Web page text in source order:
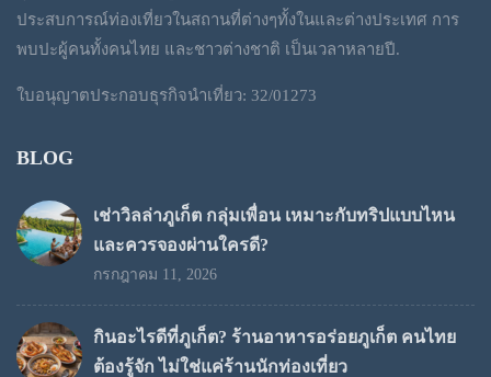
ประสบการณ์ท่องเที่ยวในสถานที่ต่างๆทั้งในและต่างประเทศ การ
พบปะผู้คนทั้งคนไทย และชาวต่างชาติ เป็นเวลาหลายปี.
ใบอนุญาตประกอบธุรกิจนำเที่ยว: 32/01273
BLOG
เช่าวิลล่าภูเก็ต กลุ่มเพื่อน เหมาะกับทริปแบบไหน
และควรจองผ่านใครดี?
กรกฎาคม 11, 2026
กินอะไรดีที่ภูเก็ต? ร้านอาหารอร่อยภูเก็ต คนไทย
ต้องรู้จัก ไม่ใช่แค่ร้านนักท่องเที่ยว